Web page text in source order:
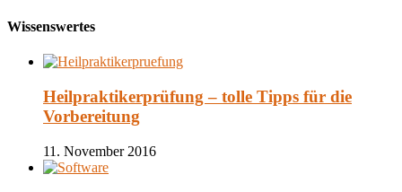
Wissenswertes
Heilpraktikerprüfung – tolle Tipps für die
Vorbereitung
11. November 2016